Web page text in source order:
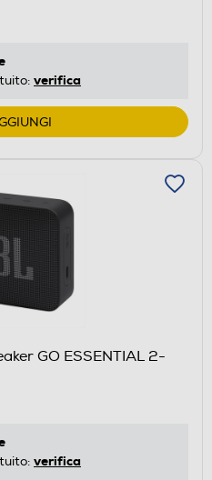
verifica
GO ESSENTIAL 2-
verifica